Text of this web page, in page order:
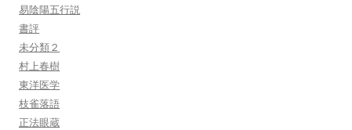
易陰陽五行説
書評
未分類２
村上春樹
東洋医学
枝雀落語
正法眼蔵